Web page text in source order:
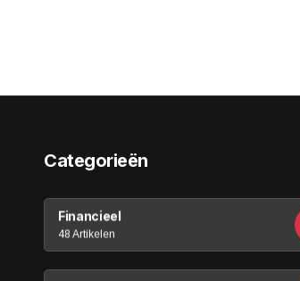
Categorieën
Financieel
48 Artikelen